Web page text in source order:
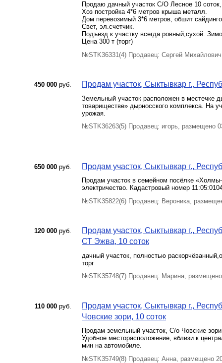
Продаю дачный участок С/О Лесное 10
Хоз постройка 4*6 метров крыша металл.
Дом перевозимый 3*6 метров, обшит
Свет, эл.счетчик.
Подъезд к участку всегда ровный,сухой.
Цена 300 т (торг)
№STK36331(4) Продавец: Сергей
450 000 руб. Продам участок, Сыктывкар г.,
Земельный участок расположен в местечке
товариществе» дырносского комплекса. На
урожая.
№STK36263(5) Продавец: игорь, размещено
650 000 руб. Продам участок, Сыктывкар г.,
Продам участок в семейном посёлке
электричество. Кадастровый номер
№STK35822(6) Продавец: Вероника,
120 000 руб.
Продам участок, Сыктывкар г.,
СТ Эжва, 10 соток
дачный участок, полностью
торг
№STK35748(7) Продавец: Марина,
110 000 руб.
Продам участок, Сыктывкар г.,
Човские зори, 10 соток
Продам земельный участок, С/о Човские
Удобное месторасположение, вблизи к
мин на автомобиле.
№STK35749(8) Продавец: Анна, размещено